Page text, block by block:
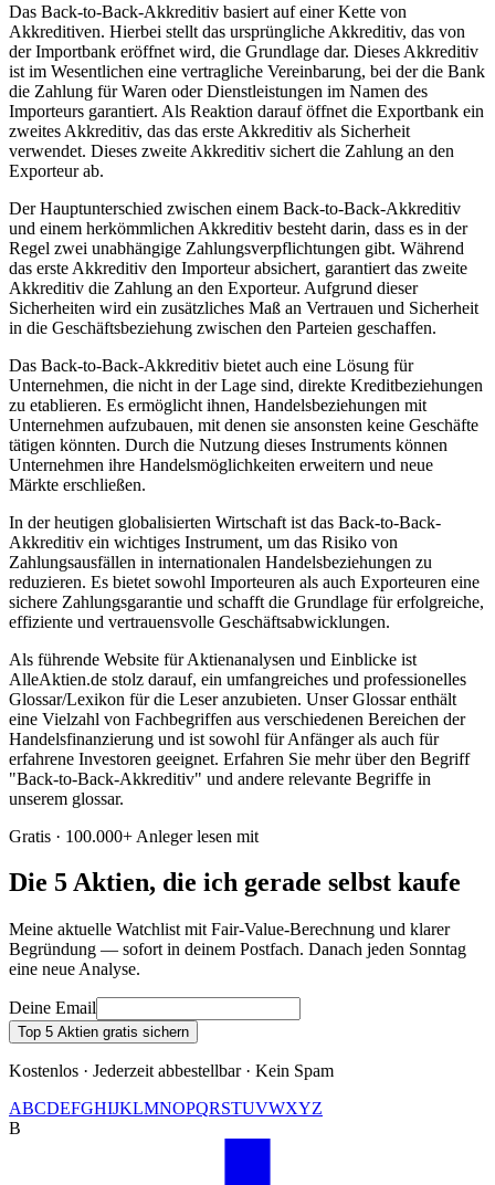
Das Back-to-Back-Akkreditiv basiert auf einer Kette von
Akkreditiven. Hierbei stellt das ursprüngliche Akkreditiv, das von
der Importbank eröffnet wird, die Grundlage dar. Dieses Akkreditiv
ist im Wesentlichen eine vertragliche Vereinbarung, bei der die Bank
die Zahlung für Waren oder Dienstleistungen im Namen des
Importeurs garantiert. Als Reaktion darauf öffnet die Exportbank ein
zweites Akkreditiv, das das erste Akkreditiv als Sicherheit
verwendet. Dieses zweite Akkreditiv sichert die Zahlung an den
Exporteur ab.
Der Hauptunterschied zwischen einem Back-to-Back-Akkreditiv
und einem herkömmlichen Akkreditiv besteht darin, dass es in der
Regel zwei unabhängige Zahlungsverpflichtungen gibt. Während
das erste Akkreditiv den Importeur absichert, garantiert das zweite
Akkreditiv die Zahlung an den Exporteur. Aufgrund dieser
Sicherheiten wird ein zusätzliches Maß an Vertrauen und Sicherheit
in die Geschäftsbeziehung zwischen den Parteien geschaffen.
Das Back-to-Back-Akkreditiv bietet auch eine Lösung für
Unternehmen, die nicht in der Lage sind, direkte Kreditbeziehungen
zu etablieren. Es ermöglicht ihnen, Handelsbeziehungen mit
Unternehmen aufzubauen, mit denen sie ansonsten keine Geschäfte
tätigen könnten. Durch die Nutzung dieses Instruments können
Unternehmen ihre Handelsmöglichkeiten erweitern und neue
Märkte erschließen.
In der heutigen globalisierten Wirtschaft ist das Back-to-Back-
Akkreditiv ein wichtiges Instrument, um das Risiko von
Zahlungsausfällen in internationalen Handelsbeziehungen zu
reduzieren. Es bietet sowohl Importeuren als auch Exporteuren eine
sichere Zahlungsgarantie und schafft die Grundlage für erfolgreiche,
effiziente und vertrauensvolle Geschäftsabwicklungen.
Als führende Website für Aktienanalysen und Einblicke ist
AlleAktien.de stolz darauf, ein umfangreiches und professionelles
Glossar/Lexikon für die Leser anzubieten. Unser Glossar enthält
eine Vielzahl von Fachbegriffen aus verschiedenen Bereichen der
Handelsfinanzierung und ist sowohl für Anfänger als auch für
erfahrene Investoren geeignet. Erfahren Sie mehr über den Begriff
"Back-to-Back-Akkreditiv" und andere relevante Begriffe in
unserem glossar.
Gratis · 100.000+ Anleger lesen mit
Die 5 Aktien, die ich gerade selbst kaufe
Meine aktuelle Watchlist mit Fair-Value-Berechnung und klarer
Begründung — sofort in deinem Postfach. Danach jeden Sonntag
eine neue Analyse.
Deine Email
Top 5 Aktien gratis sichern
Kostenlos · Jederzeit abbestellbar · Kein Spam
ABCDEFGHIJKLMNOPQRSTUVWXYZ
B